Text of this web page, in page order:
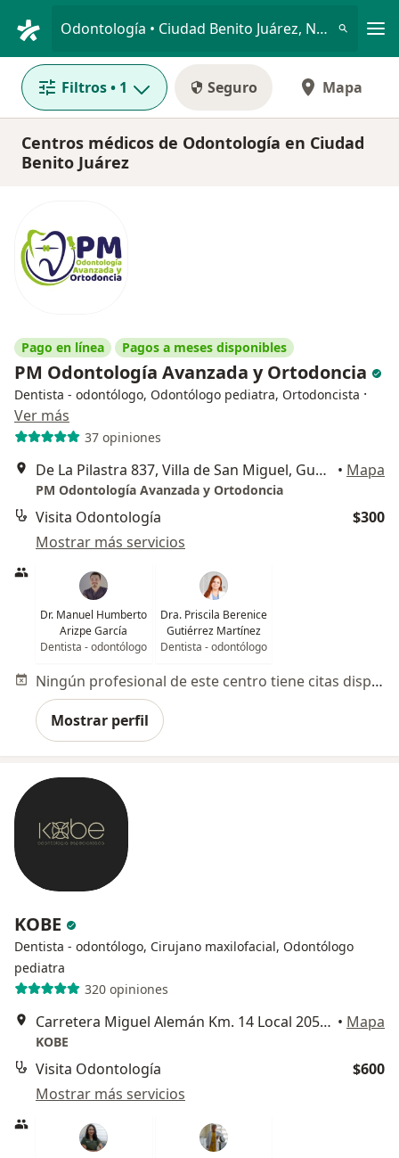
Odontología • Ciudad Benito Juárez, Nuevo Léon
Filtros• 1 Seguro Mapa
Centros médicos de Odontología en Ciudad
Benito Juárez
Pago en línea Pagos a meses disponibles
PM Odontología Avanzada y Ortodoncia
Dentista - odontólogo, Odontólogo pediatra, Ortodoncista ·
Ver más
37 opiniones
De La Pilastra 837, Villa de San Miguel, Guadalupe • Mapa
PM Odontología Avanzada y Ortodoncia
Visita Odontología
$300
Mostrar más servicios
Dr. Manuel Humberto
Arizpe García
Dentista - odontólogo
Dra. Priscila Berenice
Gutiérrez Martínez
Dentista - odontólogo
Ningún profesional de este centro tiene citas disponibles
Mostrar perfil
KOBE
Dentista - odontólogo, Cirujano maxilofacial, Odontólogo
pediatra
320 opiniones
Carretera Miguel Alemán Km. 14 Local 205 en Plaza La Alianza, Colonia Parque Industrial Alianza 1 y 2, Apodaca • Mapa
KOBE
Visita Odontología
$600
Mostrar más servicios